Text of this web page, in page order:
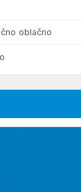
oblačno